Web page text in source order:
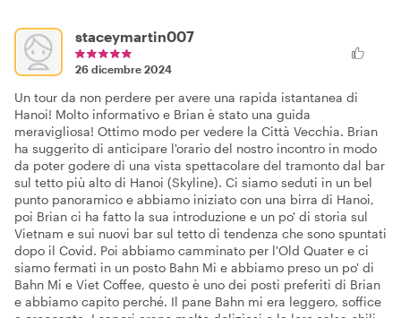
staceymartin007
26 dicembre 2024
Un tour da non perdere per avere una rapida istantanea di
Hanoi! Molto informativo e Brian è stato una guida
meravigliosa! Ottimo modo per vedere la Città Vecchia. Brian
ha suggerito di anticipare l'orario del nostro incontro in modo
da poter godere di una vista spettacolare del tramonto dal bar
sul tetto più alto di Hanoi (Skyline). Ci siamo seduti in un bel
punto panoramico e abbiamo iniziato con una birra di Hanoi,
poi Brian ci ha fatto la sua introduzione e un po' di storia sul
Vietnam e sui nuovi bar sul tetto di tendenza che sono spuntati
dopo il Covid. Poi abbiamo camminato per l'Old Quater e ci
siamo fermati in un posto Bahn Mi e abbiamo preso un po' di
Bahn Mi e Viet Coffee, questo è uno dei posti preferiti di Brian
e abbiamo capito perché. Il pane Bahn mi era leggero, soffice